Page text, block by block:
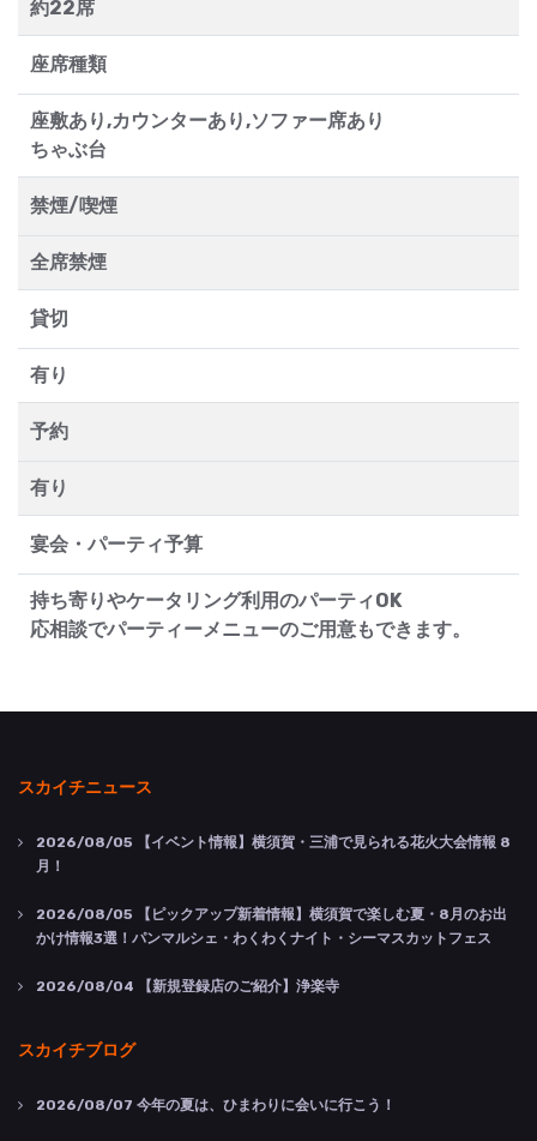
約22席
座席種類
座敷あり,カウンターあり,ソファー席あり
ちゃぶ台
禁煙/喫煙
全席禁煙
貸切
有り
予約
有り
宴会・パーティ予算
持ち寄りやケータリング利用のパーティOK
応相談でパーティーメニューのご用意もできます。
スカイチニュース
2026/08/05 【イベント情報】横須賀・三浦で見られる花火大会情報 8
月！
2026/08/05 【ピックアップ新着情報】横須賀で楽しむ夏・8月のお出
かけ情報3選！パンマルシェ・わくわくナイト・シーマスカットフェス
2026/08/04 【新規登録店のご紹介】浄楽寺
スカイチブログ
2026/08/07 今年の夏は、ひまわりに会いに行こう！